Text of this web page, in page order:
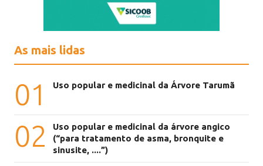
As mais lidas
01 Uso popular e medicinal da Árvore Tarumã
02
Uso popular e medicinal da árvore angico
(“para tratamento de asma, bronquite e
sinusite, ....”)